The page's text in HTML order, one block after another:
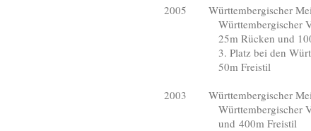
2005 Württembergischer
Württembergischer
25m Rücken und
3. Platz bei den
50m Freistil
2003 Württembergischer
Württembergischer
und 400m Freistil